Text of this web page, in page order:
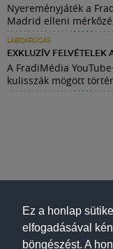
Ez a honlap
elfogadásával
böngészést. A
Nyereményjáték a
Madrid elleni
LABDARÚGÁS
EXKLUZÍV FELVÉTELEK
A FradiMédia
kulisszák mögött